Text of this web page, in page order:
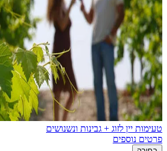
טעימות יין לזוג + גבינות ונשנושים
פרטים נוספים